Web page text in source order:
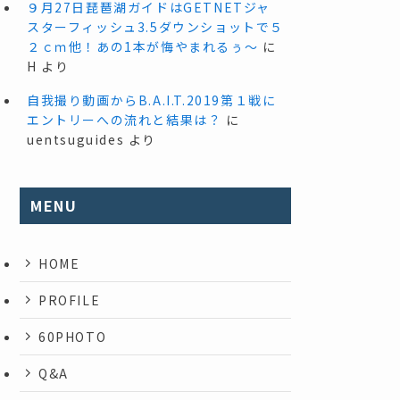
９月27日琵琶湖ガイドはGETNETジャ
スターフィッシュ3.5ダウンショットで５
２ｃｍ他！あの1本が悔やまれるぅ～ に
H より
自我撮り動画からB.A.I.T.2019第１戦に
エントリーへの流れと結果は？ に
uentsuguides より
MENU
HOME
PROFILE
60PHOTO
Q&A